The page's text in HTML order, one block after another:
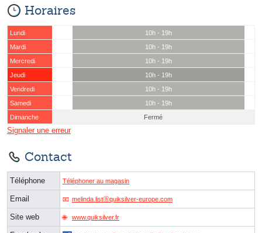
Horaires
Lundi
10h - 19h
Mardi
10h - 19h
Mercredi
10h - 19h
Jeudi
10h - 19h
Vendredi
10h - 19h
Samedi
10h - 19h
Dimanche
Fermé
Signaler une erreur
Contact
Téléphone Téléphoner au magasin
Email melinda.listⓐquiksilver-europe.com
Site web www.quiksilver.fr